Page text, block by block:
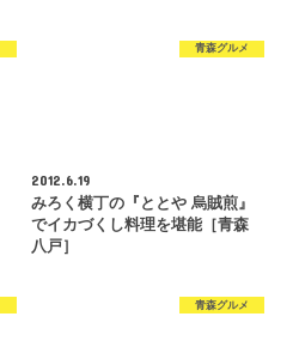
青森グルメ
2012.6.19
みろく横丁の『ととや 烏賊煎』
でイカづくし料理を堪能［青森
八戸］
青森グルメ